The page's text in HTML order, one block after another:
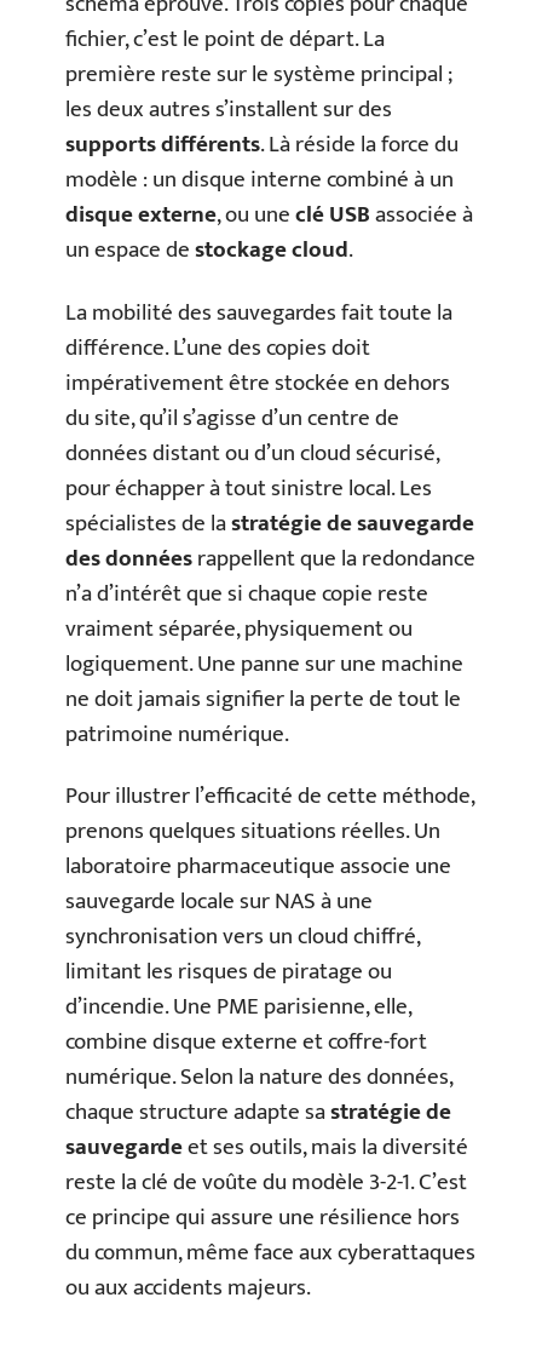
fichier, c’est le point de départ. La
première reste sur le système principal ;
les deux autres s’installent sur des
supports différents. Là réside la force du
modèle : un disque interne combiné à un
disque externe, ou uneclé USBassociée à
un espace destockage cloud.
La mobilité des sauvegardes fait toute la
différence. L’une des copies doit
impérativement être stockée en dehors
du site, qu’il s’agisse d’un centre de
données distant ou d’un cloud sécurisé,
pour échapper à tout sinistre local. Les
spécialistes de lastratégie de sauvegarde
des donnéesrappellent que la redondance
n’a d’intérêt que si chaque copie reste
vraiment séparée, physiquement ou
logiquement. Une panne sur une machine
ne doit jamais signifier la perte de tout le
patrimoine numérique.
Pour illustrer l’efficacité de cette méthode,
prenons quelques situations réelles. Un
laboratoire pharmaceutique associe une
sauvegarde locale sur NAS à une
synchronisation vers un cloud chiffré,
limitant les risques de piratage ou
d’incendie. Une PME parisienne, elle,
combine disque externe et coffre-fort
numérique. Selon la nature des données,
chaque structure adapte sastratégie de
sauvegardeet ses outils, mais la diversité
reste la clé de voûte du modèle 3-2-1. C’est
ce principe qui assure une résilience hors
du commun, même face aux cyberattaques
ou aux accidents majeurs.